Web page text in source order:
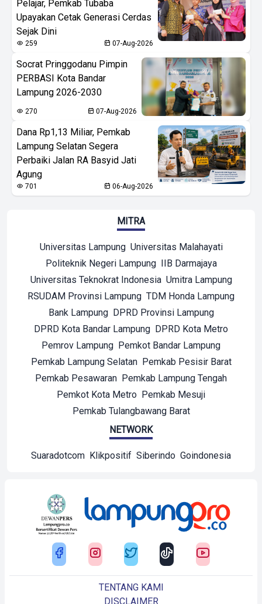
Pelajar, Pemkab Tubaba
Upayakan Cetak Generasi Cerdas
Sejak Dini
259 07-Aug-2026
Socrat Pringgodanu Pimpin
PERBASI Kota Bandar
Lampung 2026-2030
270 07-Aug-2026
Dana Rp1,13 Miliar, Pemkab
Lampung Selatan Segera
Perbaiki Jalan RA Basyid Jati
Agung
701 06-Aug-2026
MITRA
Universitas Lampung Universitas Malahayati
Politeknik Negeri Lampung IIB Darmajaya
Universitas Teknokrat Indonesia Umitra Lampung
RSUDAM Provinsi Lampung TDM Honda Lampung
Bank Lampung DPRD Provinsi Lampung
DPRD Kota Bandar Lampung DPRD Kota Metro
Pemrov Lampung Pemkot Bandar Lampung
Pemkab Lampung Selatan Pemkab Pesisir Barat
Pemkab Pesawaran Pemkab Lampung Tengah
Pemkot Kota Metro Pemkab Mesuji
Pemkab Tulangbawang Barat
NETWORK
Suaradotcom Klikpositif Siberindo Goindonesia
TENTANG KAMI
DISCLAIMER